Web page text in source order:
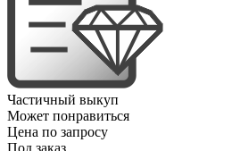
Частичный выкуп
Может понравиться
Цена по запросу
Под заказ